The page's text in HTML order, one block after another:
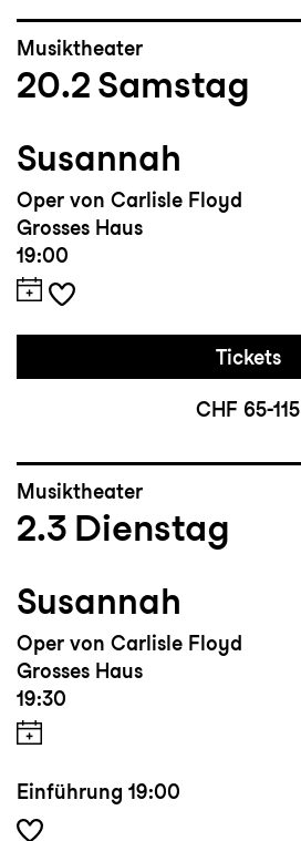
Musiktheater
20.2 Samstag
Susannah
Oper von Carlisle Floyd
Grosses Haus
19:00
Tickets
CHF 65-115
Musiktheater
2.3 Dienstag
Susannah
Oper von Carlisle Floyd
Grosses Haus
19:30
Einführung 19:00